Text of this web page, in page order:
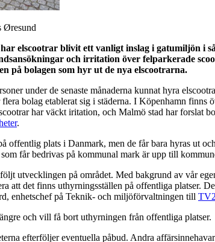
Øresund
elscootrar blivit ett vanligt inslag i gatumiljön i
och irritation över felparkerade
på bolagen som hyr ut de nya elscootrarna.
under de senaste månaderna kunnat hyra
bolag etablerat sig i städerna. I Köpenhamn finns
har väckt iritation, och Malmö stad har forslat
.
offentlig plats i Danmark, men de får bara hyras ut
får bedrivas på kommunal mark är upp till
utvecklingen på området. Med bakgrund av vår
att det finns uthyrningsställen på offentliga platser.
enhetschef på Teknik- och miljöförvaltningen till
och vill få bort uthyrningen från offentliga platser.
efterföljer eventuella påbud. Andra